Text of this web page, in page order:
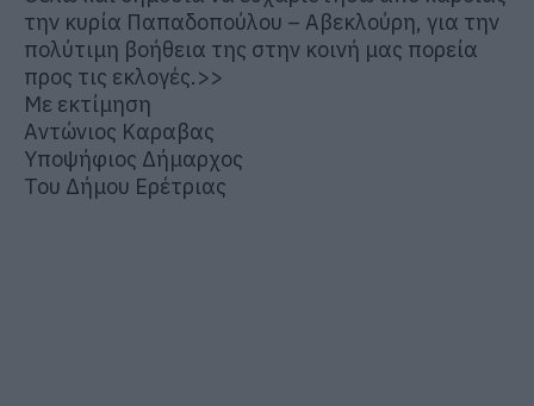
την κυρία Παπαδοπούλου – Αβεκλούρη, για την
πολύτιμη βοήθεια της στην κοινή μας πορεία
προς τις εκλογές.>>
Με εκτίμηση
Αντώνιος Καραβας
Υποψήφιος Δήμαρχος
Του Δήμου Ερέτριας